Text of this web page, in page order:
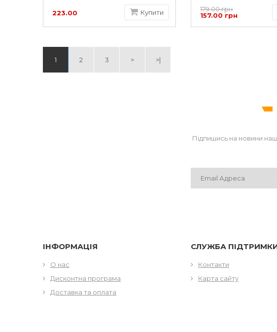
223.00 Купити
179.00 грн
157.00 грн
1 2 3 > >|
Підпишись на новини
ІНФОРМАЦІЯ
О нас
Дисконтна програма
Доставка та оплата
СЛУЖБА
Контакти
Карта сайту